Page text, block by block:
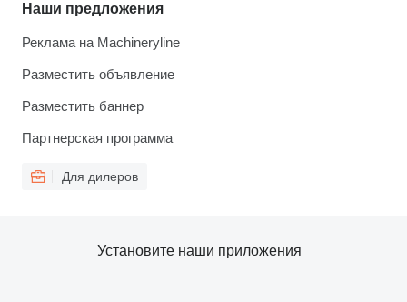
Наши предложения
Реклама на Machineryline
Разместить объявление
Разместить баннер
Партнерская программа
Для дилеров
Установите наши приложения